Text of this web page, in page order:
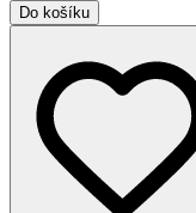
Do košíku